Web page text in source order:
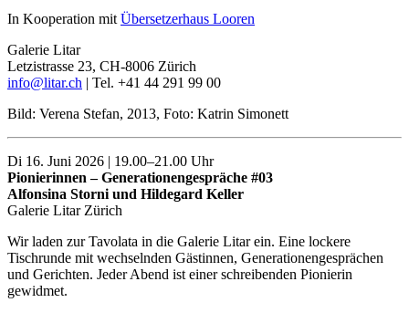
In Kooperation mit Übersetzerhaus Looren
Galerie Litar
Letzistrasse 23, CH-8006 Zürich
info@litar.ch | Tel. +41 44 291 99 00
Bild: Verena Stefan, 2013, Foto: Katrin Simonett
Di 16. Juni 2026 | 19.00–21.00 Uhr
Pionierinnen – Generationengespräche #03
Alfonsina Storni und Hildegard Keller
Galerie Litar Zürich
Wir laden zur Tavolata in die Galerie Litar ein. Eine lockere
Tischrunde mit wechselnden Gästinnen, Generationengesprächen
und Gerichten. Jeder Abend ist einer schreibenden Pionierin
gewidmet.